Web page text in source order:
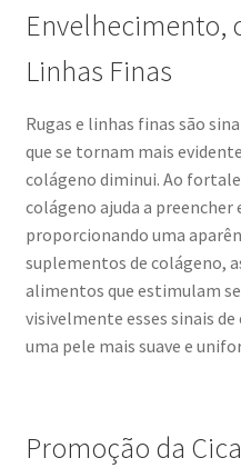
Envelhecimento,
Linhas Finas
Rugas e linhas finas são
que se tornam mais
colágeno diminui. Ao
colágeno ajuda a preencher
proporcionando uma
suplementos de colágeno,
alimentos que estimulam
visivelmente esses sinais
uma pele mais suave e
Promoção da